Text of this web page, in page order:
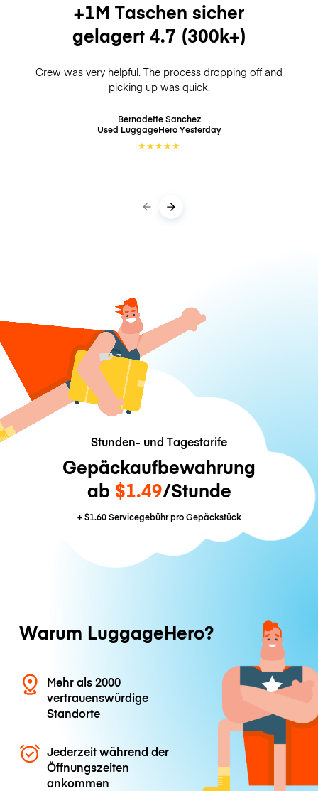
+1M Taschen sicher
gelagert 4.7 (300k+)
Crew was very helpful. The process dropping off and
picking up was quick.
Bernadette Sanchez
Used LuggageHeroYesterday
★★★★★
Stunden- und Tagestarife
Gepäckaufbewahrung
ab $1.49/Stunde
+$1.60Servicegebühr pro Gepäckstück
Warum LuggageHero?
Mehr als 2000
vertrauenswürdige
Standorte
Jederzeit während der
Öffnungszeiten
ankommen